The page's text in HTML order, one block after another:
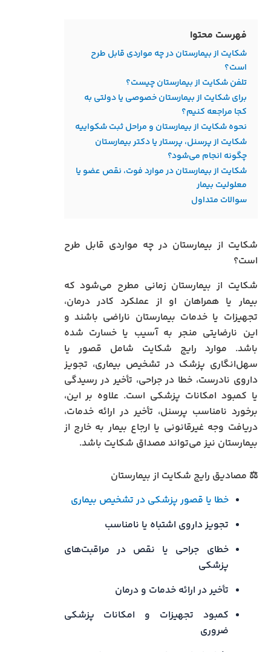
فهرست محتوا
شکایت از بیمارستان در چه مواردی قابل طرح
است؟
تلفن شکایت از بیمارستان چیست؟
برای شکایت از بیمارستان خصوصی یا دولتی به
کجا مراجعه کنیم؟
نحوه شکایت از بیمارستان و مراحل ثبت شکواییه
شکایت از پرسنل، پرستار یا دکتر بیمارستان
چگونه انجام می‌شود؟
شکایت از بیمارستان در موارد فوت، نقص عضو یا
معلولیت بیمار
سوالات متداول
شکایت از بیمارستان در چه مواردی قابل طرح
است؟
شکایت از بیمارستان زمانی مطرح می‌شود که
بیمار یا همراهان او از عملکرد کادر درمان،
تجهیزات یا خدمات بیمارستان ناراضی باشند و
این نارضایتی منجر به آسیب یا خسارت شده
باشد. موارد رایج شکایت شامل قصور یا
سهل‌انگاری پزشک در تشخیص بیماری، تجویز
داروی نادرست، خطا در جراحی، تأخیر در رسیدگی
یا کمبود امکانات پزشکی است. علاوه بر این،
برخورد نامناسب پرسنل، تأخیر در ارائه خدمات،
دریافت وجه غیرقانونی یا ارجاع بیمار به خارج از
بیمارستان نیز می‌تواند مصداق شکایت باشد.
⚖️ مصادیق رایج شکایت از بیمارستان
خطا یا قصور پزشکی در تشخیص بیماری
تجویز داروی اشتباه یا نامناسب
خطای جراحی یا نقص در مراقبت‌های
پزشکی
تأخیر در ارائه خدمات و درمان
کمبود تجهیزات و امکانات پزشکی
ضروری